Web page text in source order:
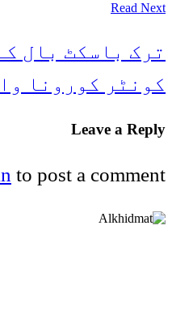
Read Next
ترک باسکٹ بال
کونٹر کورونا
Leave a Reply
to post a comment.